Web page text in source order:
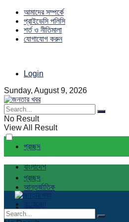
আমাদের সম্পর্কে
প্রাইভেসি পলিসি
শর্ত ও নীতিমালা
যোগাযোগ করুন
Login
Sunday, August 9, 2026
No Result
View All Result
প্রচ্ছদ
বাংলাদেশ
আন্তর্জাতিক
রাজনীতি
প্রচ্ছদ
বাংলাদেশ